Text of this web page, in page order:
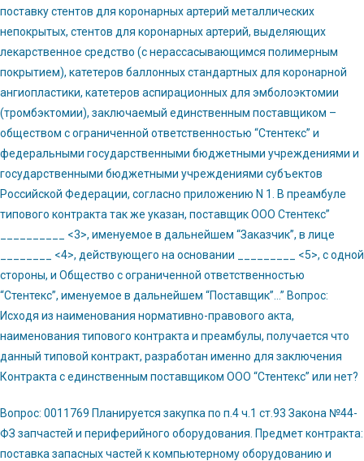
поставку стентов для коронарных артерий металлических
непокрытых, стентов для коронарных артерий, выделяющих
лекарственное средство (с нерассасывающимся полимерным
покрытием), катетеров баллонных стандартных для коронарной
ангиопластики, катетеров аспирационных для эмболоэктомии
(тромбэктомии), заключаемый единственным поставщиком –
обществом с ограниченной ответственностью “Стентекс” и
федеральными государственными бюджетными учреждениями и
государственными бюджетными учреждениями субъектов
Российской Федерации, согласно приложению N 1. В преамбуле
типового контракта так же указан, поставщик ООО Стентекс”
__________ <3>, именуемое в дальнейшем “Заказчик”, в лице
________ <4>, действующего на основании _________ <5>, с одной
стороны, и Общество с ограниченной ответственностью
“Стентекс”, именуемое в дальнейшем “Поставщик”…” Вопрос:
Исходя из наименования нормативно-правового акта,
наименования типового контракта и преамбулы, получается что
данный типовой контракт, разработан именно для заключения
Контракта с единственным поставщиком ООО “Стентекс” или нет?
Вопрос: 0011769 Планируется закупка по п.4 ч.1 ст.93 Закона №44-
ФЗ запчастей и периферийного оборудования. Предмет контракта:
поставка запасных частей к компьютерному оборудованию и